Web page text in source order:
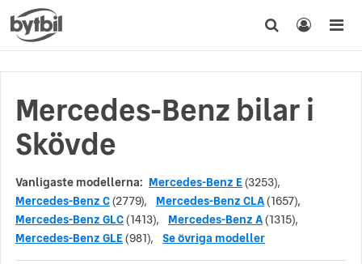
Mercedes-Benz bilar i
Skövde
Vanligaste modellerna: Mercedes-Benz E(3253),
Mercedes-Benz C(2779), Mercedes-Benz CLA(1657),
Mercedes-Benz GLC(1413), Mercedes-Benz A(1315),
Mercedes-Benz GLE(981), Se övriga modeller